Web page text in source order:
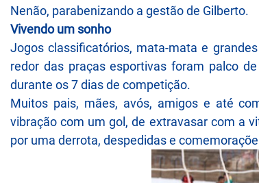
Nenão, parabenizando a gestão de Gilberto.
Vivendo um sonho
Jogos classificatórios, mata-mata e
redor das praças esportivas foram palco
durante os 7 dias de competição.
Muitos pais, mães, avós, amigos e até
vibração com um gol, de extravasar com a
por uma derrota, despedidas e